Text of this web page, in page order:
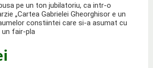
pe un ton jubilatoriu, ca intr-o
„Cartea Gabrielei Gheorghisor e un
constiintei care si-a asumat cu
fair-pla